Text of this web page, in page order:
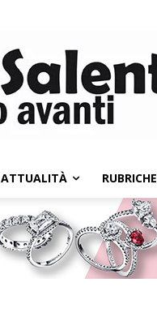
ATTUALITÀ RUBRICHE